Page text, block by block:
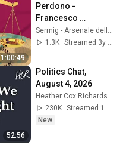
1:00:49
Perdono -
Francesco
Occhetta al Sermig
- Università del
1.3K
52:56
Politics Chat,
August 4, 2026
230K
New